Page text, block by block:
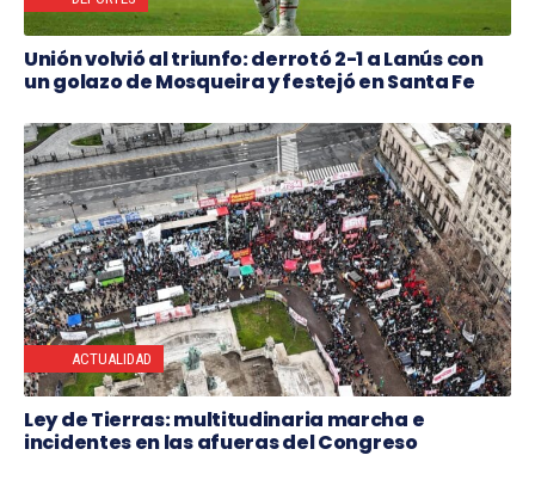
Unión volvió al triunfo: derrotó 2-1 a Lanús con
un golazo de Mosqueira y festejó en Santa Fe
ACTUALIDAD
Ley de Tierras: multitudinaria marcha e
incidentes en las afueras del Congreso